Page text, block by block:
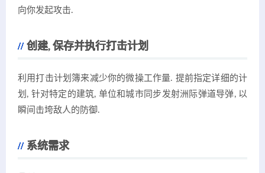
向你发起攻击.
创建, 保存并执行打击计划
利用打击计划簿来减少你的微操工作量. 提前指定详细的计
划, 针对特定的建筑, 单位和城市同步发射洲际弹道导弹, 以
瞬间击垮敌人的防御.
系统需求